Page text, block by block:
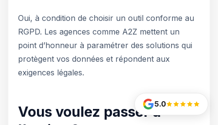
Oui, à condition de choisir un outil conforme au
RGPD. Les agences comme A2Z mettent un
point d’honneur à paramétrer des solutions qui
protègent vos données et répondent aux
exigences légales.
Vous voulez passer à5.0